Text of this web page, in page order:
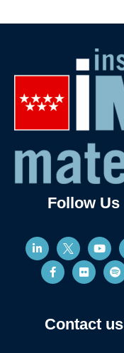
Follow Us
Contact us